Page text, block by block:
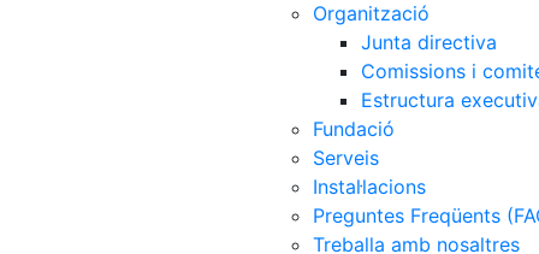
Organització
Junta directiva
Comissions i
Estructura
Fundació
Serveis
Instal·lacions
Preguntes Freqüents
Treballa amb nosaltres